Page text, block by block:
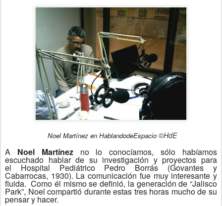
Noel Martínez en HablandodeEspacio ©HdE
A Noel Martínezno lo conocíamos, sólo habíamos
escuchado hablar de su investigación y proyectos para
el Hospital Pediátrico Pedro Borrás (Govantes y
Cabarrocas, 1930). La comunicación fue muy interesante y
fluida. Como él mismo se definió, la generación de “Jalisco
Park”, Noel compartió durante estas tres horas mucho de su
pensar y hacer.